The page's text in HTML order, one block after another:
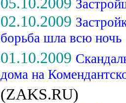
02.10.2009
борьба шла всю ночь
01.10.2009
дома на
(ZAKS.RU)